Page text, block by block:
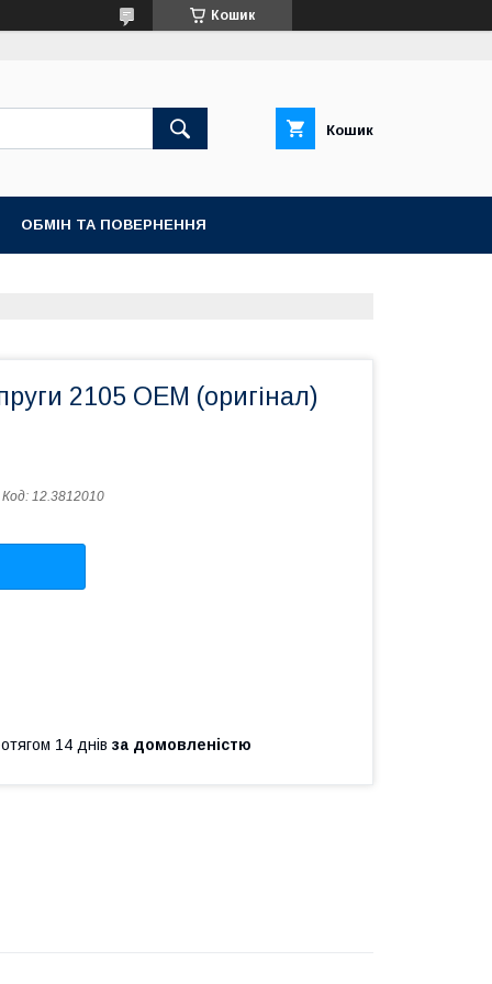
Кошик
Кошик
ОБМІН ТА ПОВЕРНЕННЯ
2105 OEM (оригінал)
Код: 12.3812010
14 днів за домовленістю